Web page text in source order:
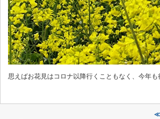
思えばお花見はコロナ以降行くこともなく、今年
≪